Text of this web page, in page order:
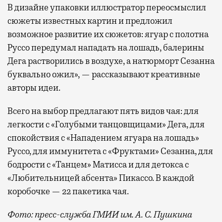
В дизайне упаковки иллюстратор переосмыслил
сюжеты известных картин и предложил
возможное развитие их сюжетов: ягуар с полотна
Руссо передумал нападать на лошадь, балерины
Дега растворились в воздухе, а натюрморт Сезанна
буквально ожил», — рассказывают креативные
авторы идеи.
Всего на выбор предлагают пять видов чая: для
легкости с «Голубыми танцовщицами» Дега, для
спокойствия с «Нападением ягуара на лошадь»
Руссо, для иммунитета с «Фруктами» Сезанна, для
бодрости с «Танцем» Матисса и для детокса с
«Любительницей абсента» Пикассо. В каждой
коробочке — 22 пакетика чая.
Фото: пресс-служба ГМИИ им. А. С. Пушкина